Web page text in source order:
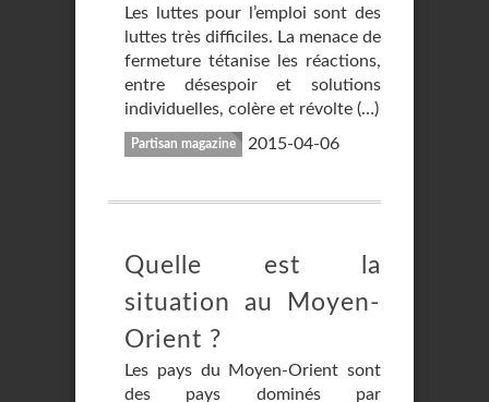
Les luttes pour l’emploi sont des
luttes très difficiles. La menace de
fermeture tétanise les réactions,
entre désespoir et solutions
individuelles, colère et révolte (…)
Partisan magazine 2015-04-06
Quelle est la
situation au Moyen-
Orient ?
Les pays du Moyen-Orient sont
des pays dominés par